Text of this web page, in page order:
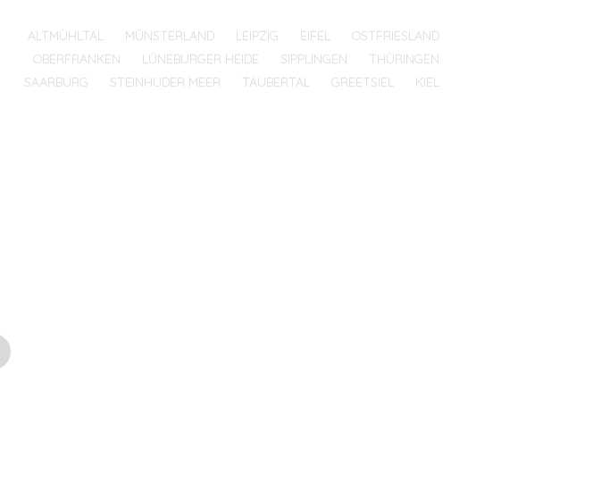
MENU
SKIP TO CONTENT
ALTMÜHLTAL MÜNSTERLAND LEIPZIG EIFEL
OSTFRIESLAND
OBERFRANKEN
LÜNEBURGER HEIDE SIPPLINGEN
THÜRINGEN
SAARBURG
STEINHUDER MEER TAUBERTAL GREETSIEL KIEL